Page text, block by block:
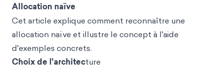
Allocation naïve
Cet article explique comment reconnaître une
allocation naïve et illustre le concept à l'aide
d'exemples concrets.
Choix de l'architecture